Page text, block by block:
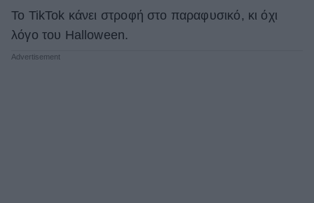
Το TikTok κάνει στροφή στο παραφυσικό, κι όχι
λόγο του Halloween.